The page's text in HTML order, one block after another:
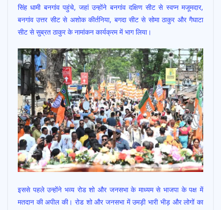
सिंह धामी बनगांव पहुंचे, जहां उन्होंने बनगांव दक्षिण सीट से स्वप्न मजूमदार,
बनगांव उत्तर सीट से अशोक कीर्तनिया, बगदा सीट से सोमा ठाकुर और गैघाटा
सीट से सुब्रत ठाकुर के नामांकन कार्यक्रम में भाग लिया।
इससे पहले उन्होंने भव्य रोड शो और जनसभा के माध्यम से भाजपा के पक्ष में
मतदान की अपील की। रोड शो और जनसभा में उमड़ी भारी भीड़ और लोगों का